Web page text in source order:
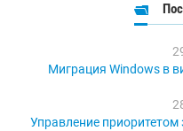
Миграция Windows в
Управление